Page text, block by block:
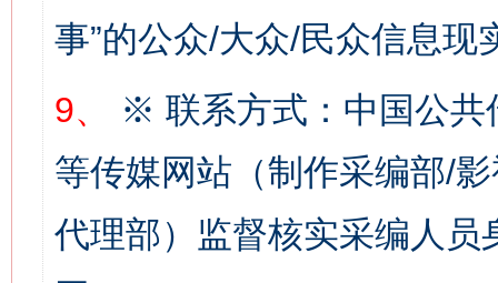
事”的公众/大众/民众信息现
9、
※ 联系方式：中国公共
等传媒网站（制作采编部/
代理部）监督核实采编人员
这是一记警钟！ 谢